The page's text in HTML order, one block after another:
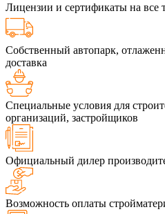
Лицензии и сертификаты на все
Собственный автопарк,
доставка
Специальные условия для
организаций, застройщиков
Официальный дилер
Возможность оплаты